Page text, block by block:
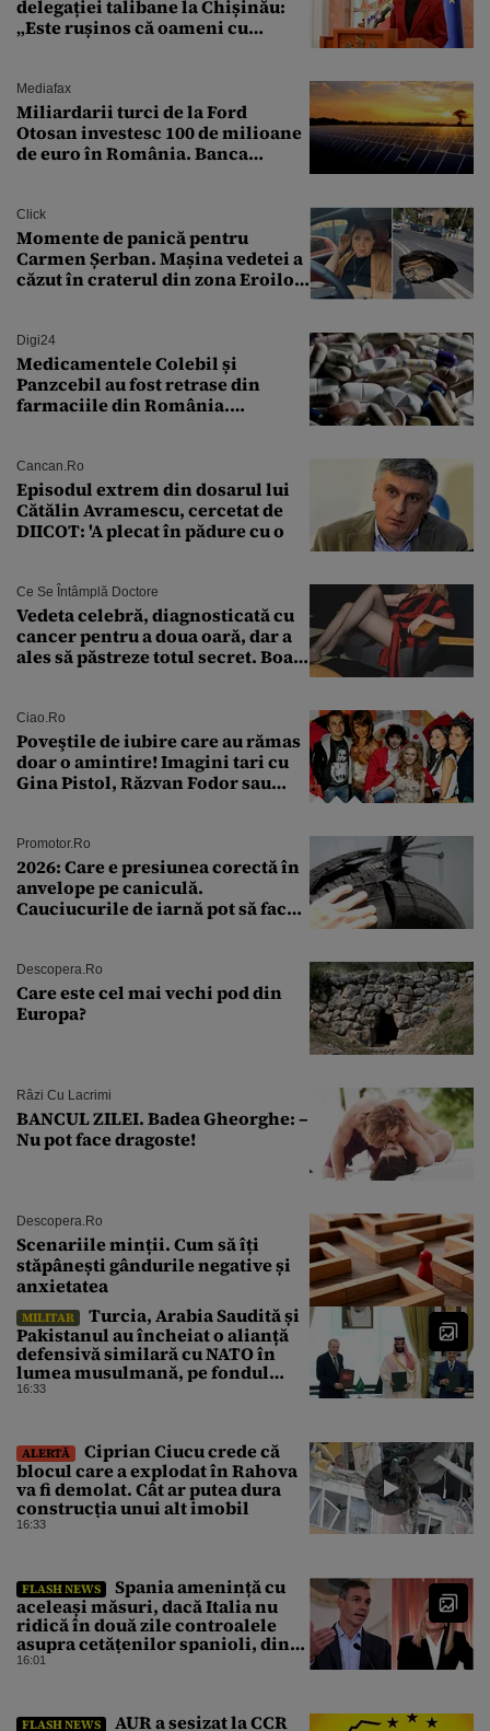
delegației talibane la Chișinău:
„Este rușinos că oameni cu
Mediafax
Miliardarii turci de la Ford
Otosan investesc 100 de milioane
de euro în România. Banca
Click
Momente de panică pentru
Carmen Șerban. Mașina vedetei a
căzut în craterul din zona Eroilor:
Digi24
Medicamentele Colebil și
Panzcebil au fost retrase din
farmaciile din România.
Cancan.ro
Episodul extrem din dosarul lui
Cătălin Avramescu, cercetat de
DIICOT: 'A plecat în pădure cu o
Ce Se Întâmplă Doctore
Vedeta celebră, diagnosticată cu
cancer pentru a doua oară, dar a
ales să păstreze totul secret. Boala
Ciao.ro
Poveştile de iubire care au rămas
doar o amintire! Imagini tari cu
Gina Pistol, Răzvan Fodor sau
Promotor.ro
2026: Care e presiunea corectă în
anvelope pe caniculă.
Cauciucurile de iarnă pot să facă
Descopera.ro
Care este cel mai vechi pod din
Europa?
Râzi Cu Lacrimi
BANCUL ZILEI. Badea Gheorghe: –
Nu pot face dragoste!
Descopera.ro
Scenariile minții. Cum să îți
stăpânești gândurile negative și
anxietatea
MILITAR
Turcia, Arabia Saudită și
Pakistanul au încheiat o alianță
defensivă similară cu NATO în
lumea musulmană, pe fondul
conflictelor din Orientul Mijlociu
16:33
ALERTĂ
Ciprian Ciucu crede că
blocul care a explodat în Rahova
va fi demolat. Cât ar putea dura
construcția unui alt imobil
16:33
FLASH NEWS
Spania amenință cu
aceleași măsuri, dacă Italia nu
ridică în două zile controalele
asupra cetățenilor spanioli, din
cauza crizei migrației
16:01
FLASH NEWS
AUR a sesizat la CCR